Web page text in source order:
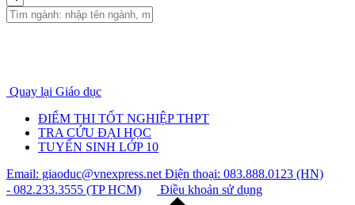
Quay lại Giáo dục
ĐIỂM THI TỐT NGHIỆP THPT
TRA CỨU ĐẠI HỌC
TUYỂN SINH LỚP 10
Email: giaoduc@vnexpress.net Điện thoại: 083.888.0123 (HN)
- 082.233.3555 (TP HCM)
Điều khoản sử dụng